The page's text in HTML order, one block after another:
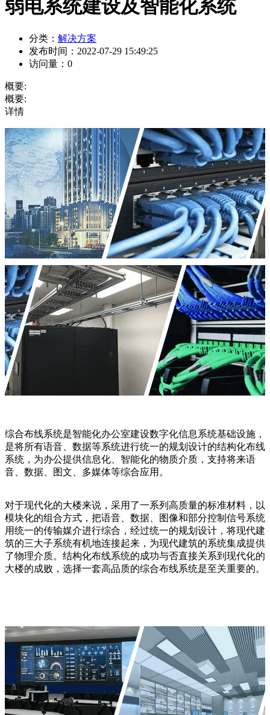
弱电系统建设及智能化系统
分类： 解决方案
发布时间： 2022-07-29 15:49:25
访问量： 0
概要:
概要:
详情
综合布线系统是智能化办公室建设数字化信息系统基础设施，
是将所有语音、数据等系统进行统一的规划设计的结构化布线
系统，为办公提供信息化、智能化的物质介质，支持将来语
音、数据、图文、多媒体等综合应用。
对于现代化的大楼来说，采用了一系列高质量的标准材料，以
模块化的组合方式，把语音、数据、图像和部分控制信号系统
用统一的传输媒介进行综合，经过统一的规划设计，将现代建
筑的三大子系统有机地连接起来，为现代建筑的系统集成提供
了物理介质。结构化布线系统的成功与否直接关系到现代化的
大楼的成败，选择一套高品质的综合布线系统是至关重要的。